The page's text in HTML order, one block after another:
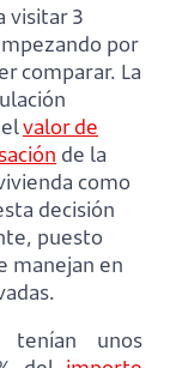
visitar 3
por
comparar. La
valor de
de la
como
decisión
puesto
manejan en
unos